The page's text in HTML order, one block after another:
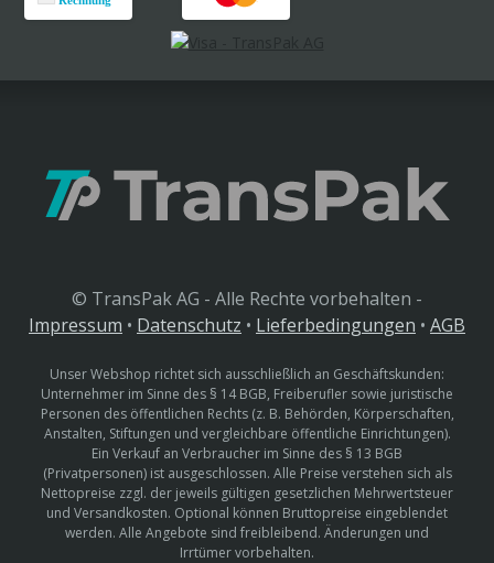
© TransPak AG - Alle Rechte vorbehalten -
Impressum • Datenschutz • Lieferbedingungen • AGB
Unser Webshop richtet sich ausschließlich an Geschäftskunden:
Unternehmer im Sinne des § 14 BGB, Freiberufler sowie juristische
Personen des öffentlichen Rechts (z. B. Behörden, Körperschaften,
Anstalten, Stiftungen und vergleichbare öffentliche Einrichtungen).
Ein Verkauf an Verbraucher im Sinne des § 13 BGB
(Privatpersonen) ist ausgeschlossen. Alle Preise verstehen sich als
Nettopreise zzgl. der jeweils gültigen gesetzlichen Mehrwertsteuer
und Versandkosten. Optional können Bruttopreise eingeblendet
werden. Alle Angebote sind freibleibend. Änderungen und
Irrtümer vorbehalten.